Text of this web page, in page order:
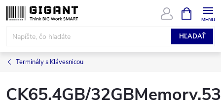
Prejsť
na
obsah
HĽADAŤ
KOŠÍK
Terminály s Klávesnicou
CK65,4GB/32GBMemory,53